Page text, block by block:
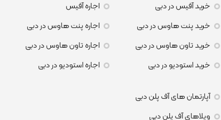
خرید آفیس در دبی
خرید پنت هاوس در دبی
خرید تاون هاوس در دبی
خرید استودیو در دبی
اجاره آفیس
اجاره پنت هاوس در دبی
اجاره تاون هاوس در دبی
اجاره استودیو در دبی
آپارتمان های آف پلن دبی
ویلاهای آف پلن دبی